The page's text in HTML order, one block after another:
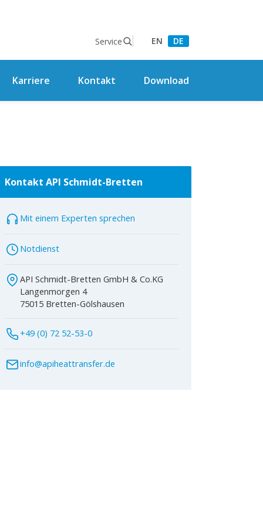
Service EN DE
Karriere Kontakt Download
Kontakt API Schmidt-Bretten
Mit einem Experten sprechen
Notdienst
API Schmidt-Bretten GmbH & Co.KG
Langenmorgen 4
75015 Bretten-Gölshausen
+49 (0) 72 52-53-0
info@apiheattransfer.de